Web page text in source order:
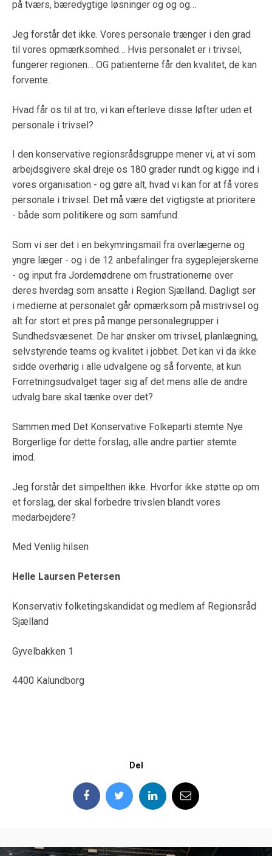
på tværs, bæredygtige løsninger og og og…
Jeg forstår det ikke. Vores personale trænger i den grad
til vores opmærksomhed… Hvis personalet er i trivsel,
fungerer regionen… OG patienterne får den kvalitet, de kan
forvente.
Hvad får os til at tro, vi kan efterleve disse løfter uden et
personale i trivsel?
I den konservative regionsrådsgruppe mener vi, at vi som
arbejdsgivere skal dreje os 180 grader rundt og kigge ind i
vores organisation - og gøre alt, hvad vi kan for at få vores
personale i trivsel. Det må være det vigtigste at prioritere
- både som politikere og som samfund.
Som vi ser det i en bekymringsmail fra overlægerne og
yngre læger - og i de 12 anbefalinger fra sygeplejerskerne
- og input fra Jordemødrene om frustrationerne over
deres hverdag som ansatte i Region Sjælland. Dagligt ser
i medierne at personalet går opmærksom på mistrivsel og
alt for stort et pres på mange personalegrupper i
Sundhedsvæsenet. De har ønsker om trivsel, planlægning,
selvstyrende teams og kvalitet i jobbet. Det kan vi da ikke
sidde overhørig i alle udvalgene og så forvente, at kun
Forretningsudvalget tager sig af det mens alle de andre
udvalg bare skal tænke over det?
Sammen med Det Konservative Folkeparti stemte Nye
Borgerlige for dette forslag, alle andre partier stemte
imod.
Jeg forstår det simpelthen ikke. Hvorfor ikke støtte op om
et forslag, der skal forbedre trivslen blandt vores
medarbejdere?
Med Venlig hilsen
Helle Laursen Petersen
Konservativ folketingskandidat og medlem af Regionsråd
Sjælland
Gyvelbakken 1
4400 Kalundborg
Del